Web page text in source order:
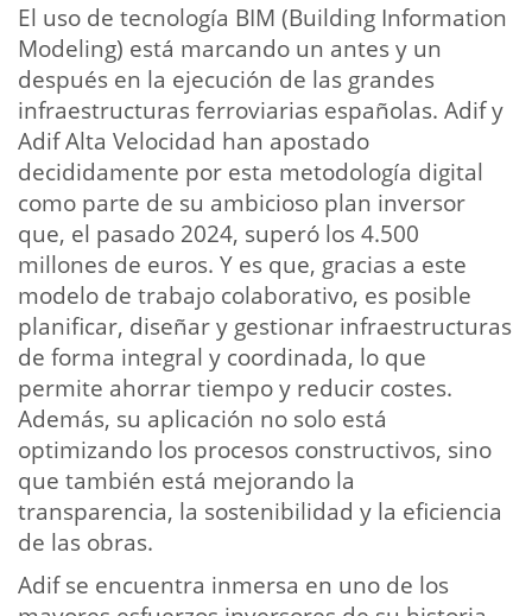
El uso de tecnología BIM (Building Information
Modeling) está marcando un antes y un
después en la ejecución de las grandes
infraestructuras ferroviarias españolas. Adif y
Adif Alta Velocidad han apostado
decididamente por esta metodología digital
como parte de su ambicioso plan inversor
que, el pasado 2024, superó los 4.500
millones de euros. Y es que, gracias a este
modelo de trabajo colaborativo, es posible
planificar, diseñar y gestionar infraestructuras
de forma integral y coordinada, lo que
permite ahorrar tiempo y reducir costes.
Además, su aplicación no solo está
optimizando los procesos constructivos, sino
que también está mejorando la
transparencia, la sostenibilidad y la eficiencia
de las obras.
Adif se encuentra inmersa en uno de los